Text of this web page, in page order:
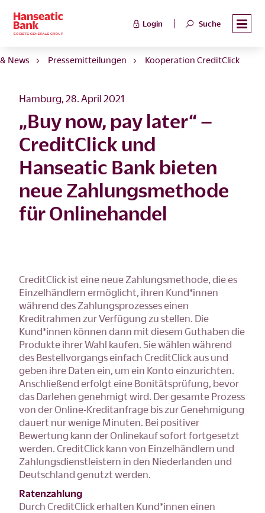
Login Suche
News Pressemitteilungen Kooperation CreditClick
Hamburg, 28. April 2021
„Buy now, pay later“ –
CreditClick und
Hanseatic Bank bieten
neue Zahlungsmethode
für Onlinehandel
CreditClick ist eine neue Zahlungsmethode, die es
Einzelhändlern ermöglicht, ihren Kund*innen
während des Zahlungsprozesses einen
Kreditrahmen zur Verfügung zu stellen. Die
Kund*innen können dann mit diesem Guthaben die
Produkte ihrer Wahl kaufen. Sie wählen während
des Bestellvorgangs einfach CreditClick aus und
geben ihre Daten ein, um ein Konto einzurichten.
Anschließend erfolgt eine Bonitätsprüfung, bevor
das Darlehen genehmigt wird. Der gesamte Prozess
von der Online-Kreditanfrage bis zur Genehmigung
dauert nur wenige Minuten. Bei positiver
Bewertung kann der Onlinekauf sofort fortgesetzt
werden. CreditClick kann von Einzelhändlern und
Zahlungsdienstleistern in den Niederlanden und
Deutschland genutzt werden.
Ratenzahlung
Durch CreditClick erhalten Kund*innen einen